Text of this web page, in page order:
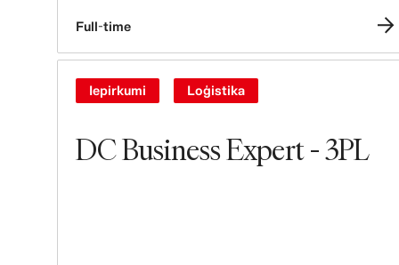
Full-time
DC Business Expert - 3PL
Iepirkumi Loģistika